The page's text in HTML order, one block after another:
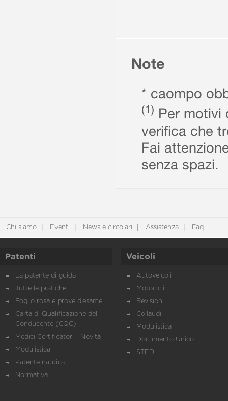
Note
* caompo
(1) Per motivi
verifica che
Fai
senza spazi.
Chi siamo Eventi News e circolari Assistenza Faq
Patenti
La patente di guida
Tutte le pratiche
Foglio rosa e prove d’esame
Carta di Qualificazione del
Conducente (CQC)
Medici Certificatori - Novità
Modulistica
Patente nautica
Normativa
Veicoli
Autoveicoli
Motocicli
Revisioni
Collaudi
Modulistica
Documento Unico
STED